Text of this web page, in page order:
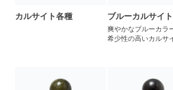
カルサイト各種 ブルーカルサイト
爽やかなブルーカラ
希少性の高いカルサ